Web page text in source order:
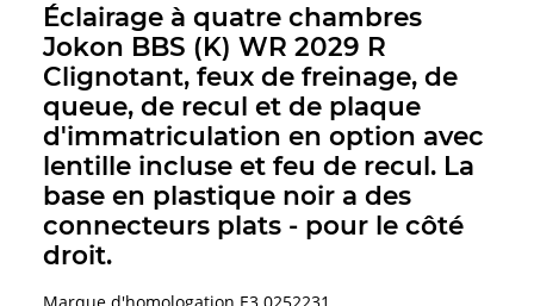
Éclairage à quatre chambres
Jokon BBS (K) WR 2029 R
Clignotant, feux de freinage, de
queue, de recul et de plaque
d'immatriculation en option avec
lentille incluse et feu de recul. La
base en plastique noir a des
connecteurs plats - pour le côté
droit.